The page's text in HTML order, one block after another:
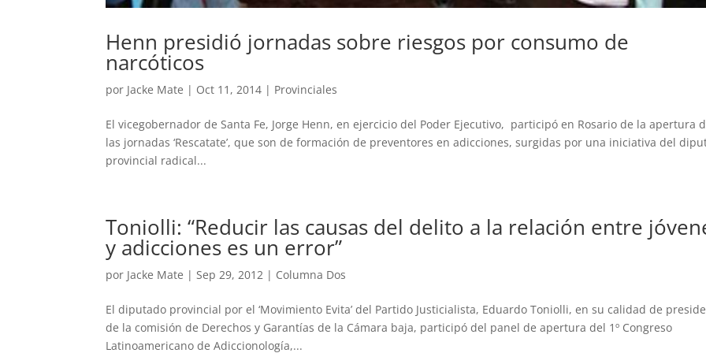
Henn presidió jornadas sobre riesgos por consumo de
narcóticos
por Jacke Mate | Oct 11, 2014 | Provinciales
El vicegobernador de Santa Fe, Jorge Henn, en ejercicio del Poder Ejecutivo, participó en Rosario de la apertura
las jornadas ‘Rescatate’, que son de formación de preventores en adicciones, surgidas por una iniciativa del
provincial radical...
Toniolli: “Reducir las causas del delito a la relación entre
y adicciones es un error”
por Jacke Mate |Sep 29, 2012 | Columna Dos
El diputado provincial por el ‘Movimiento Evita’ del Partido Justicialista, Eduardo Toniolli, en su calidad de
de la comisión de Derechos y Garantías de la Cámara baja, participó del panel de apertura del 1º Congreso
Latinoamericano de Adiccionología,...